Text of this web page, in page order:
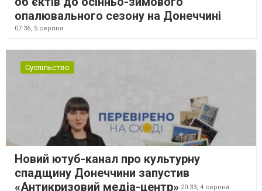
опалювального сезону на Донеччині
07:36, 5 серпня
Суспільство
Новий ютуб-канал про культурну
спадщину Донеччини запустив
«Антикризовий медіа-центр» 20:33, 4 серпня